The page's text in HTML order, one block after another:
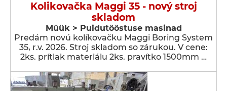
Kolikovačka Maggi 35 - nový stroj
skladom
Müük > Puidutööstuse masinad
Predám novú kolíkovačku Maggi Boring System
35, r.v. 2026. Stroj skladom so zárukou. V cene:
2ks. prítlak materiálu 2ks. pravítko 1500mm …